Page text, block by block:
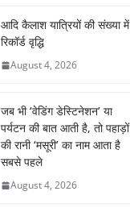
आदि कैलाश यात्रियों की संख्या में
रिकॉर्ड वृद्धि
August 4, 2026
जब भी ‘वेडिंग डेस्टिनेशन’ या
पर्यटन की बात आती है, तो पहाड़ों
की रानी ‘मसूरी’ का नाम आता है
सबसे पहले
August 4, 2026